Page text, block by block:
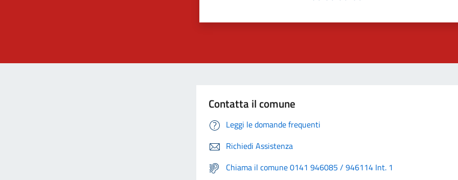
Contatta il comune
Leggi le domande frequenti
Richiedi Assistenza
Chiama il comune 0141 946085 / 946114 Int. 1